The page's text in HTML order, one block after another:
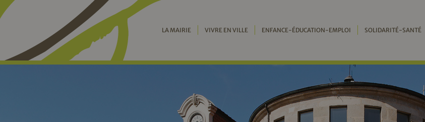
LA MAIRIE VIVRE EN VILLE ENFANCE-ÉDUCATION-EMPLOI SOLIDARITÉ-SANTÉ